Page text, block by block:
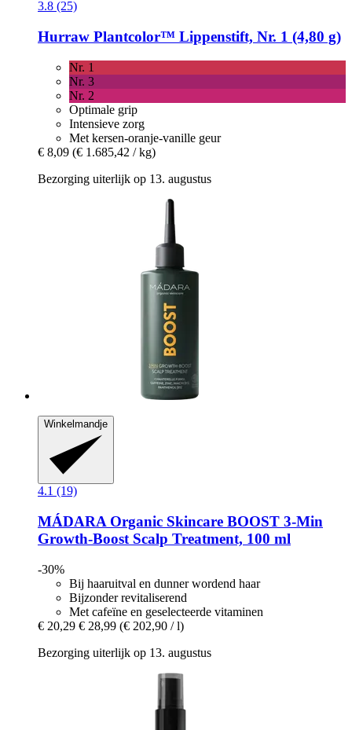
3.8 (25)
Hurraw Plantcolor™ Lippenstift, Nr. 1 (4,80 g)
Nr. 1
Nr. 3
Nr. 2
Optimale grip
Intensieve zorg
Met kersen-oranje-vanille geur
€ 8,09 (€ 1.685,42 / kg)
Bezorging uiterlijk op 13. augustus
Winkelmandje
4.1 (19)
MÁDARA Organic Skincare BOOST 3-​Min
Growth-​Boost Scalp Treatment, 100 ml
-30%
Bij haaruitval en dunner wordend haar
Bijzonder revitaliserend
Met cafeïne en geselecteerde vitaminen
€ 20,29 € 28,99 (€ 202,90 / l)
Bezorging uiterlijk op 13. augustus